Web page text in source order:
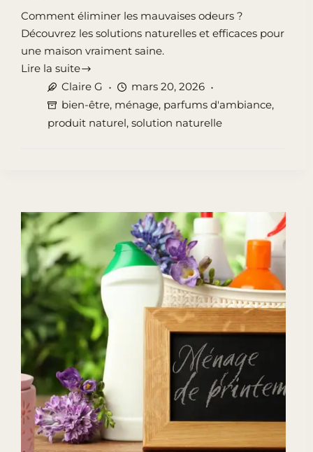
Comment éliminer les mauvaises odeurs ?
Découvrez les solutions naturelles et efficaces pour
une maison vraiment saine.
Lire la suite
Maison
Saine
Éliminer
les
Mauvaises
Odeurs
&
Purifier
l’Air
Claire G
mars 20, 2026
bien-être, ménage, parfums d'ambiance,
produit naturel, solution naturelle